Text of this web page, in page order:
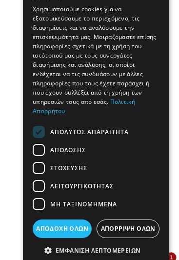
1
Χρησιμοποιούμε cookies για να
εξατομικεύσουμε το περιεχόμενο, τις
διαφημίσεις και να αναλύσουμε την
επισκεψιμότητά μας. Μοιραζόμαστε επίσης
πληροφορίες σχετικά με τη χρήση του
ιστότοπού μας με τους συνεργάτες
διαφήμισης και ανάλυσης, οι οποίοι
ενδέχεται να τις συνδυάσουν με άλλες
πληροφορίες που τους έχετε παράσχει ή
που έχουν συλλέξει από τη χρήση των
υπηρεσιών τους από εσάς. Πολιτική
Απορρήτου
ΑΠΟΛΎΤΩΣ ΑΠΑΡΑΊΤΗΤΑ
ΑΠΌΔΟΣΗΣ
ΣΤΌΧΕΥΣΗΣ
ΛΕΙΤΟΥΡΓΙΚΌΤΗΤΑΣ
ΜΗ ΤΑΞΙΝΟΜΗΜΈΝΑ
ΑΠΟΔΟΧΉ ΌΛΩΝ ΑΠΌΡΡΙΨΗ ΌΛΩΝ
ΕΜΦΆΝΙΣΗ ΛΕΠΤΟΜΕΡΕΙΏΝ